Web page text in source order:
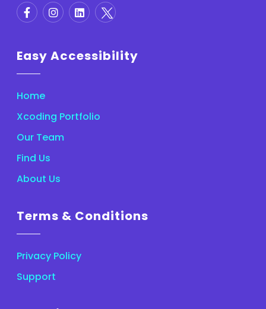
Easy Accessibility
Home
Xcoding Portfolio
Our Team
Find Us
About Us
Terms & Conditions
Privacy Policy
Support